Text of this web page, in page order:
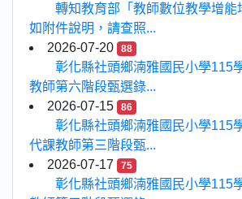
轉知教育部「教師數位教學增能
如附件說明，請查照...
2026-07-20
88
彰化縣社頭鄉湳雅國民小學115
教師第六階段甄選錄...
2026-07-15
86
彰化縣社頭鄉湳雅國民小學115
代課教師第三階段甄...
2026-07-17
75
彰化縣社頭鄉湳雅國民小學115